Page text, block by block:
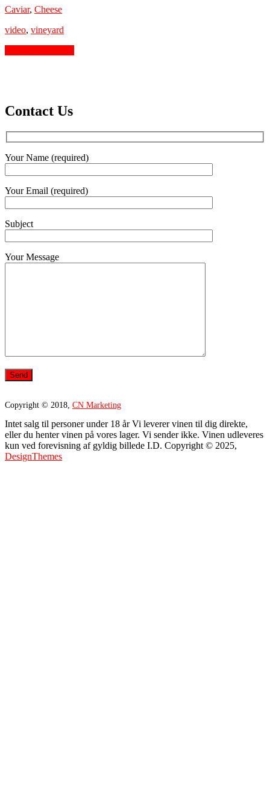
Caviar, Cheese
video, vineyard
Contact Us
Your Name (required)
Your Email (required)
Subject
Your Message
Copyright © 2018, CN Marketing
Intet salg til personer under 18 år Vi leverer vinen til dig direkte,
eller du henter vinen på vores lager. Vi sender ikke. Vinen udleveres
kun ved forevisning af gyldig billede I.D. Copyright © 2025,
DesignThemes